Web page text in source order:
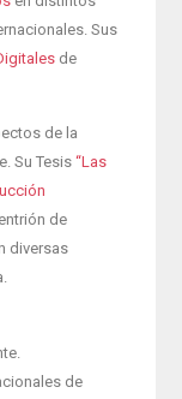
Sus
de
de la
Su Tesis “Las
de
diversas
de